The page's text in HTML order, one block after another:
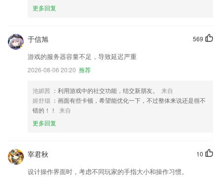
更多回复
569
于信旭
游戏的服务器容量不足，导致延迟严重
2026-08-06 20:20 推荐
池媚茜 ：利用游戏中的社交功能，结交新朋友。
来自
姬舒烟 ：画面有些卡顿，希望能优化一下，不过整体来说还是很不
错的！！
来自
更多回复
10
宰君秋
设计操作界面时，考虑不同玩家的手指大小和操作习惯。